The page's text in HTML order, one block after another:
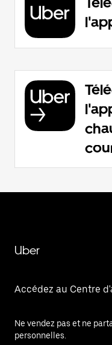
Uber
Accédez au Centre
Ne vendez pas et ne
personnelles.